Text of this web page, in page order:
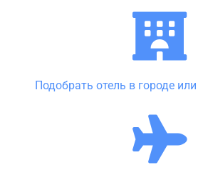
Подобрать отель в городе